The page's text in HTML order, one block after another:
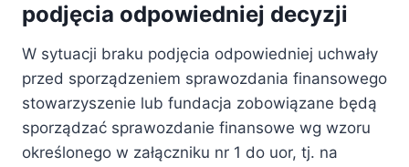
podjęcia odpowiedniej decyzji
W sytuacji braku podjęcia odpowiedniej uchwały
przed sporządzeniem sprawozdania finansowego
stowarzyszenie lub fundacja zobowiązane będą
sporządzać sprawozdanie finansowe wg wzoru
określonego w załączniku nr 1 do uor, tj. na